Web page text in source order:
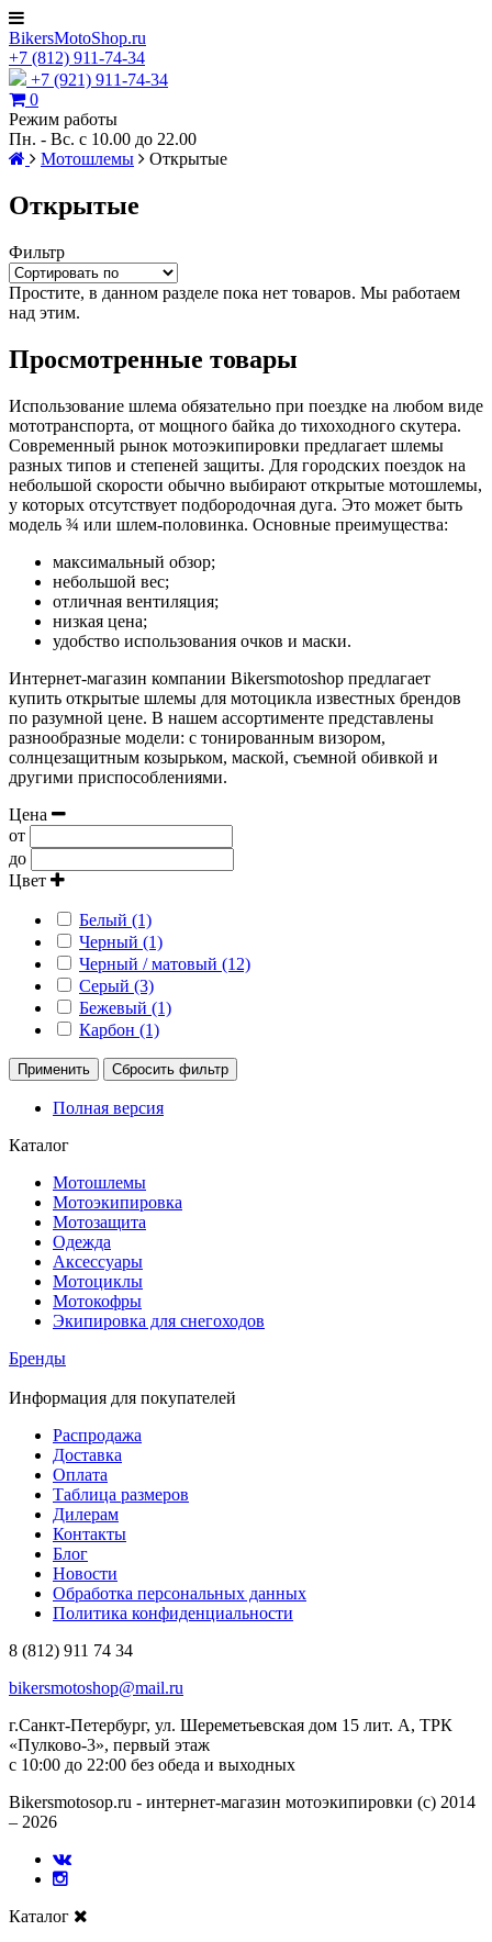
BikersMotoShop.ru
+7 (812) 911-74-34
+7 (921) 911-74-34
0
Режим работы
Пн. - Вс. с 10.00 до 22.00
Мотошлемы
Открытые
Открытые
Фильтр
Простите, в данном разделе пока нет товаров. Мы работаем
над этим.
Просмотренные товары
Использование шлема обязательно при поездке на любом виде
мототранспорта, от мощного байка до тихоходного скутера.
Современный рынок мотоэкипировки предлагает шлемы
разных типов и степеней защиты. Для городских поездок на
небольшой скорости обычно выбирают открытые мотошлемы,
у которых отсутствует подбородочная дуга. Это может быть
модель ¾ или шлем-половинка. Основные преимущества:
максимальный обзор;
небольшой вес;
отличная вентиляция;
низкая цена;
удобство использования очков и маски.
Интернет-магазин компании Bikersmotoshop предлагает
купить открытые шлемы для мотоцикла известных брендов
по разумной цене. В нашем ассортименте представлены
разнообразные модели: с тонированным визором,
солнцезащитным козырьком, маской, съемной обивкой и
другими приспособлениями.
Цена
от
до
Цвет
Белый (1)
Черный (1)
Черный / матовый (12)
Серый (3)
Бежевый (1)
Карбон (1)
Применить Сбросить фильтр
Полная версия
Каталог
Мотошлемы
Мотоэкипировка
Мотозащита
Одежда
Аксессуары
Мотоциклы
Мотокофры
Экипировка для снегоходов
Бренды
Информация для покупателей
Распродажа
Доставка
Оплата
Таблица размеров
Дилерам
Контакты
Блог
Новости
Обработка персональных данных
Политика конфиденциальности
8 (812) 911 74 34
bikersmotoshop@mail.ru
г.Санкт-Петербург, ул. Шереметьевская дом 15 лит. А, ТРК
«Пулково-3», первый этаж
с 10:00 до 22:00 без обеда и выходных
Bikersmotosop.ru - интернет-магазин мотоэкипировки (c) 2014
– 2026
Каталог